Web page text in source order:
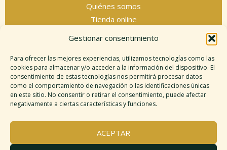
Gestionar consentimiento
Para ofrecer las mejores experiencias, utilizamos tecnologías como las
cookies para almacenar y/o acceder a la información del dispositivo. El
consentimiento de estas tecnologías nos permitirá procesar datos
como el comportamiento de navegación o las identificaciones únicas
en este sitio. No consentir o retirar el consentimiento, puede afectar
negativamente a ciertas características y funciones.
ACEPTAR
Quiénes somos
Tienda online
Información legal
Descargo de responsabilidad
Política de cookies